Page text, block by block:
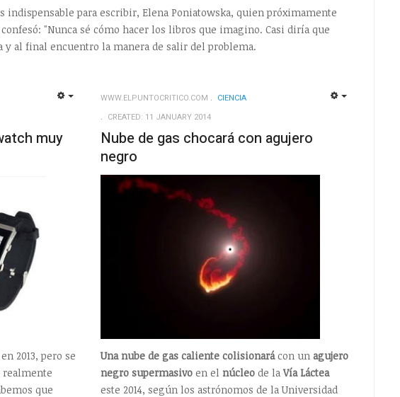
indispensable para escribir, Elena Poniatowska, quien próximamente
"Nunca sé cómo hacer los libros que imagino. Casi diría que
al final encuentro la manera de salir del problema.
muy
2013, pero se
realmente
que
WWW.ELPUNTOCRITICO.COM
CIENCIA
CREATED: 11 JANUARY 2014
Nube de gas chocará con agujero
negro
Una nube de gas caliente colisionarácon un agujero
negro supermasivoen el núcleode laVía Láctea
este 2014, según los astrónomos de la Universidad